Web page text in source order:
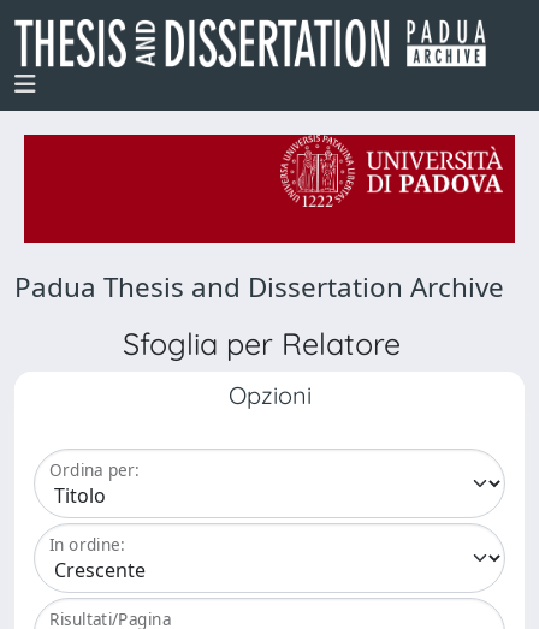
Padua Thesis and Dissertation Archive
Sfoglia per Relatore
Opzioni
Ordina per:
In ordine:
Risultati/Pagina